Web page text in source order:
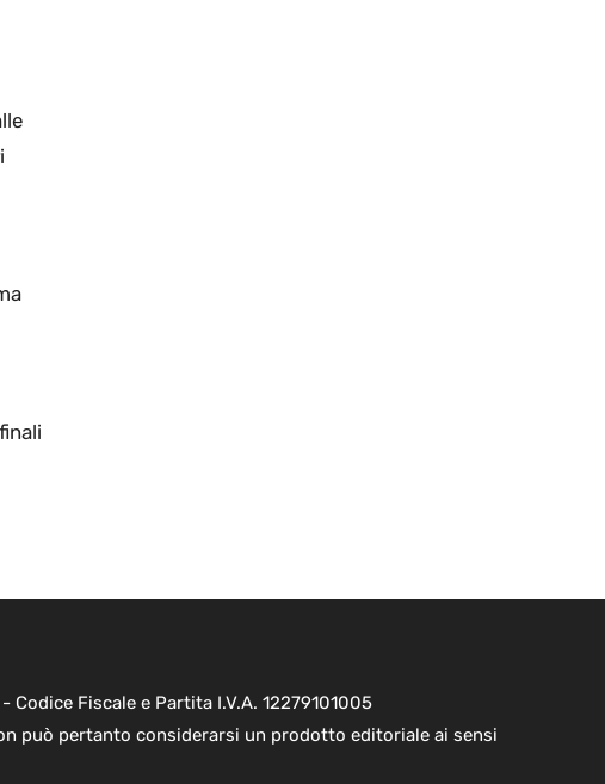
Codice Fiscale e Partita I.V.A. 12279101005
può pertanto considerarsi un prodotto editoriale ai sensi